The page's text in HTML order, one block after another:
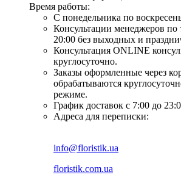
Время работы:
С понедельника по
Консультации менеджеров по
20:00 без выходных и
Консультация ONLINE
круглосуточно.
Заказы оформленные через
обрабатываются
режиме.
График доставок с 7:00 до
Адреса для переписки:
info@floristik.ua
floristik.com.ua